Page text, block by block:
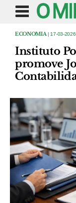
ECONOMIA | 17-03-
Instituto
promove